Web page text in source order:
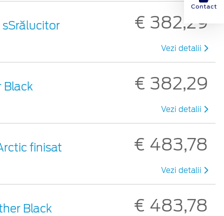
sSrălucitor € 382,29
Vezi detalii
Black € 382,29
Vezi detalii
finisat € 483,78
Vezi detalii
Black € 483,78
Contact